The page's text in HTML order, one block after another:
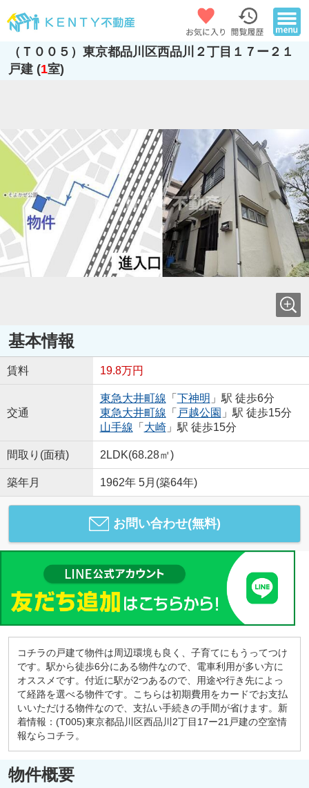
（Ｔ００５）東京都品川区西品川２丁目１７ー２１
戸建 (1室)
基本情報
賃料 19.8万円
交通
東急大井町線 「 下神明 」駅 徒歩6分
東急大井町線 「 戸越公園 」駅 徒歩15分
山手線 「 大崎」駅 徒歩15分
間取り(面積) 2LDK(68.28㎡)
築年月 1962年 5月(築64年)
お問い合わせ(無料)
コチラの戸建て物件は周辺環境も良く、子育てにもうってつけ
です。駅から徒歩6分にある物件なので、電車利用が多い方に
オススメです。付近に駅が2つあるので、用途や行き先によっ
て経路を選べる物件です。こちらは初期費用をカードでお支払
いいただける物件なので、支払い手続きの手間が省けます。新
着情報：(T005)東京都品川区西品川2丁目17ー21戸建の空室情
報ならコチラ。
物件概要